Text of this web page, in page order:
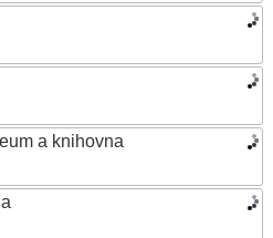
a knihovna